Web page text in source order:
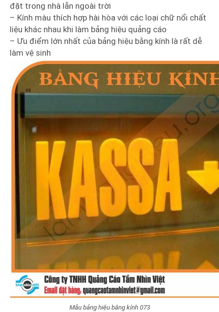
đặt trong nhà lẫn ngoài trời
– Kính màu thích hợp hài hòa với các loại chữ nổi chất
liệu khác nhau khi làm bảng hiệu quảng cáo
– Ưu điểm lớn nhất của bảng hiệu bằng kính là rất dễ
làm vệ sinh
Mẫu bảng hiệu bằng kính 073